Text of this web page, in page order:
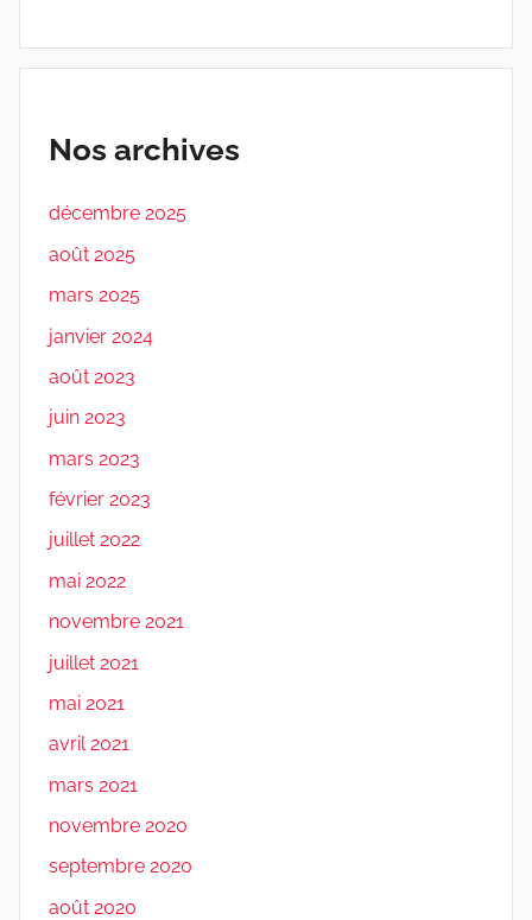
Nos archives
décembre 2025
août 2025
mars 2025
janvier 2024
août 2023
juin 2023
mars 2023
février 2023
juillet 2022
mai 2022
novembre 2021
juillet 2021
mai 2021
avril 2021
mars 2021
novembre 2020
septembre 2020
août 2020